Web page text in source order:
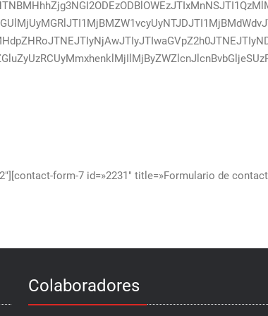
form-7 id=»2231″ title=»Formulario de
Colaboradores